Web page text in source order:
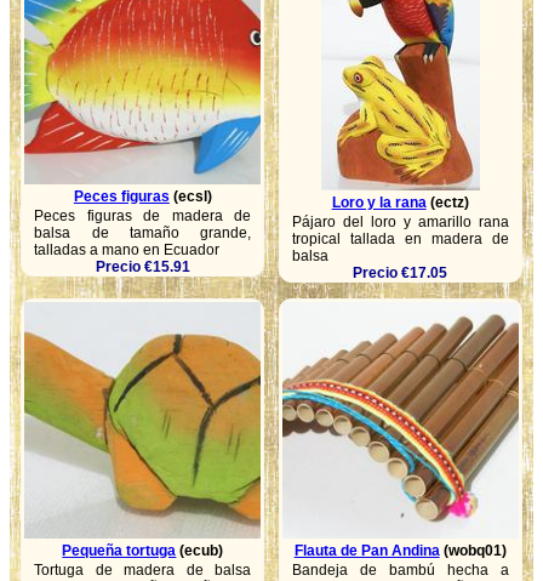
Peces figuras (ecsl)
Peces figuras de madera de
balsa de tamaño grande,
talladas a mano en Ecuador
Precio €15.91
Loro y la rana(ectz)
Pájaro del loro y amarillo rana
tropical tallada en madera de
balsa
Precio €17.05
Pequeña tortuga (ecub)
Tortuga de madera de balsa
Flauta de Pan Andina(wobq01)
Bandeja de bambú hecha a